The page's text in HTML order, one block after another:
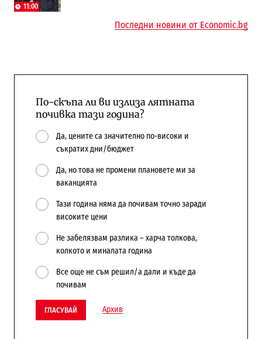
11:00
Последни новини от Economic.bg
По-скъпа ли ви излиза лятната
почивка тази година?
Да, цените са значително по-високи и
съкратих дни/бюджет
Да, но това не промени плановете ми за
ваканцията
Тази година няма да почивам точно заради
високите цени
Не забелязвам разлика – харча толкова,
колкото и миналата година
Все още не съм решил/а дали и къде да
почивам
ГЛАСУВАЙ Архив